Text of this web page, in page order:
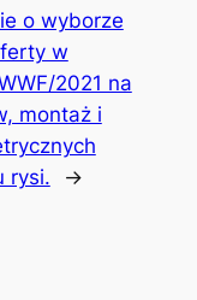
o wyborze
w
2021 na
montaż i
rysi.
→